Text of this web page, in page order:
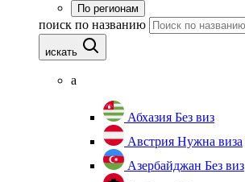
По регионам
поиск по названию
искать
а
Абхазия Без виз
Австрия Нужна виза
Азербайджан Без виз